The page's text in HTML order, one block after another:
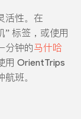
活性。在
” 标签，或使用
分钟的马什哈
用 OrientTrips
班。